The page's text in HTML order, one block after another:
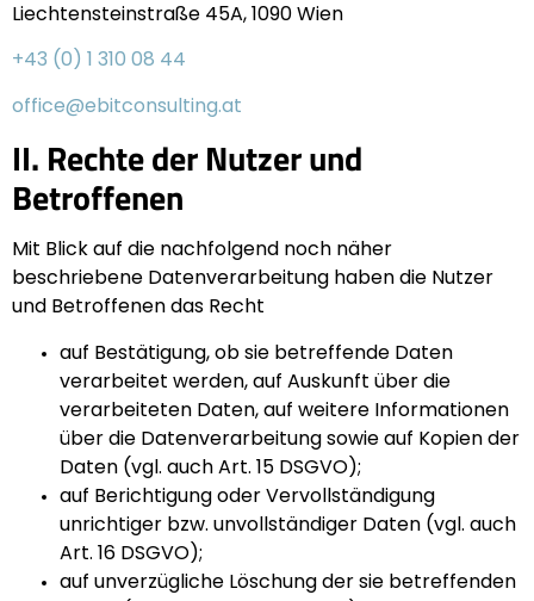
Liechtensteinstraße 45A, 1090 Wien
+43 (0) 1 310 08 44
office@ebitconsulting.at
II. Rechte der Nutzer und
Betroffenen
Mit Blick auf die nachfolgend noch näher
beschriebene Datenverarbeitung haben die Nutzer
und Betroffenen das Recht
auf Bestätigung, ob sie betreffende Daten
verarbeitet werden, auf Auskunft über die
verarbeiteten Daten, auf weitere Informationen
über die Datenverarbeitung sowie auf Kopien der
Daten (vgl. auch Art. 15 DSGVO);
auf Berichtigung oder Vervollständigung
unrichtiger bzw. unvollständiger Daten (vgl. auch
Art. 16 DSGVO);
auf unverzügliche Löschung der sie betreffenden